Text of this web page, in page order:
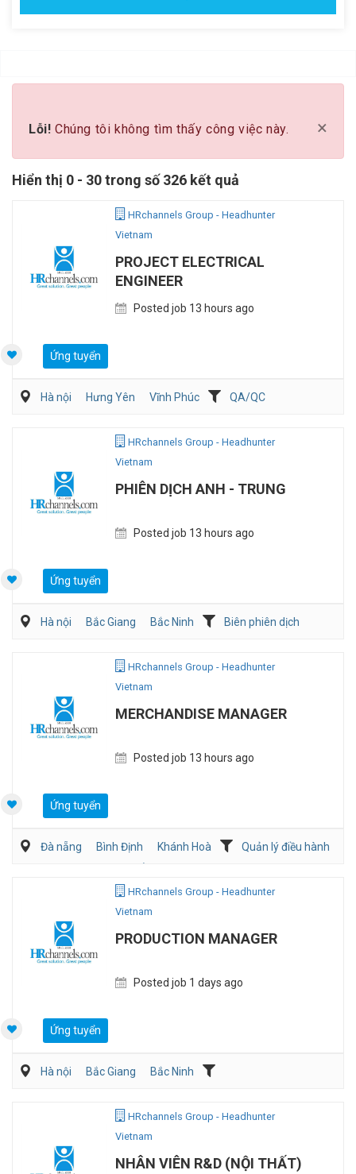
×
Lỗi! Chúng tôi không tìm thấy công việc này.
Hiển thị 0 - 30 trong số 326 kết quả
HRchannels Group - Headhunter
Vietnam
PROJECT ELECTRICAL
ENGINEER
Posted job 13 hours ago
Ứng tuyển
Hà nội Hưng Yên Vĩnh Phúc
QA/QC
HRchannels Group - Headhunter
Vietnam
PHIÊN DỊCH ANH - TRUNG
Posted job 13 hours ago
Ứng tuyển
Hà nội Bắc Giang Bắc Ninh
Biên phiên dịch
HRchannels Group - Headhunter
Vietnam
MERCHANDISE MANAGER
Posted job 13 hours ago
Ứng tuyển
Đà nẵng Bình Định Khánh Hoà
Quản lý điều hành
HRchannels Group - Headhunter
Vietnam
PRODUCTION MANAGER
Posted job 1 days ago
Ứng tuyển
Hà nội Bắc Giang
Bắc Ninh
Kỹ sư Công Nghiệp (IE)/Cải tiến sản xuất
HRchannels Group - Headhunter
Vietnam
NHÂN VIÊN R&D (NỘI THẤT)